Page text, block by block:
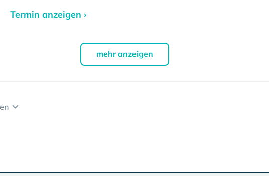
Termin anzeigen ›
mehr anzeigen